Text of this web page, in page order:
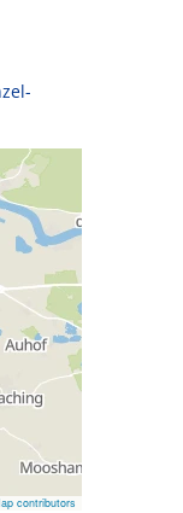
contributors